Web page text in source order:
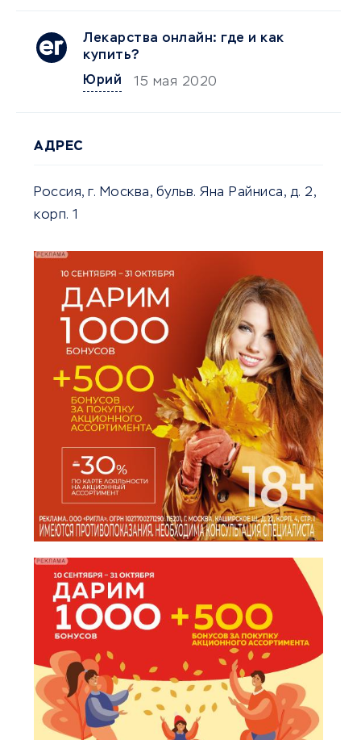
Лекарства онлайн: где и как
купить?
Юрий
15 мая 2020
АДРЕС
Россия, г. Москва, бульв. Яна Райниса, д. 2,
корп. 1